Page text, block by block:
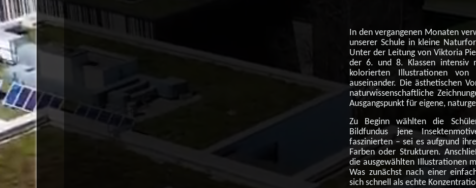
In den vergangenen Monaten
unserer Schule in kleine
Unter der Leitung von Viktoria
der 6. und 8. Klassen intensiv
kolorierten Illustrationen von
auseinander. Die ästhetischen
naturwissenschaftliche
Ausgangspunkt für eigene,
Zu Beginn wählten die
Bildfundus jene
faszinierten – sei es aufgrund
Farben oder Strukturen.
die ausgewählten Illustrationen
Was zunächst nach einer
sich schnell als echte